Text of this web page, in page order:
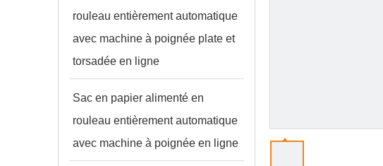
rouleau entièrement automatique
avec machine à poignée plate et
torsadée en ligne
Sac en papier alimenté en
rouleau entièrement automatique
avec machine à poignée en ligne